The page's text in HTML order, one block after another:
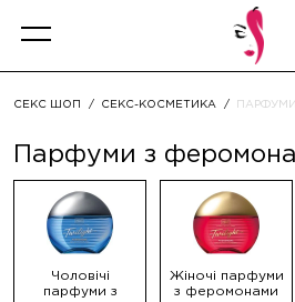
СЕКС ШОП СЕКС-КОСМЕТИКА
Парфуми з
Чоловічі
парфуми з
Жіночі парфуми
з феромонами